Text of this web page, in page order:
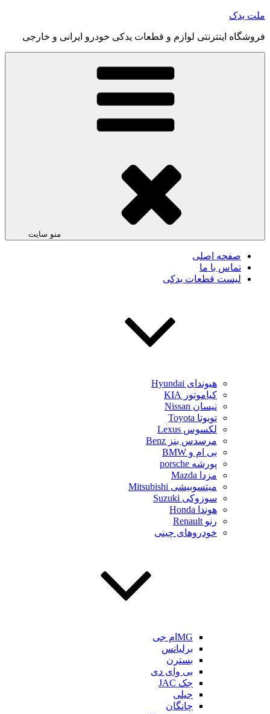
رفتن
محتوا
ملت یدک
فروشگاه اینترنتی لوازم و قطعات یدکی خودرو ایرانی و خارجی
منو سایت
صفحه اصلی
تماس با ما
لیست قطعات یدکی
هیوندای Hyundai
کیاموتور KIA
نیسان Nissan
تویوتا Toyota
لکسوس Lexus
مرسدس بنز Benz
بی ام و BMW
پورشه porsche
مزدا Mazda
میتسوبیشی Mitsubishi
سوزوکی Suzuki
هوندا Honda
رنو Renault
خودروهای چینی
MGام جی
برلیانس
بسترن
بی وای دی
جک JAC
جیلی
چانگان